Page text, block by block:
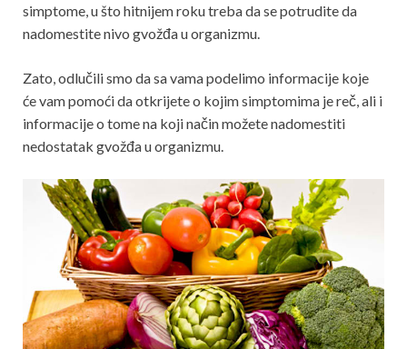
simptome, u što hitnijem roku treba da se potrudite da
nadomestite nivo gvožđa u organizmu.
Zato, odlučili smo da sa vama podelimo informacije koje
će vam pomoći da otkrijete o kojim simptomima je reč, ali i
informacije o tome na koji način možete nadomestiti
nedostatak gvožđa u organizmu.